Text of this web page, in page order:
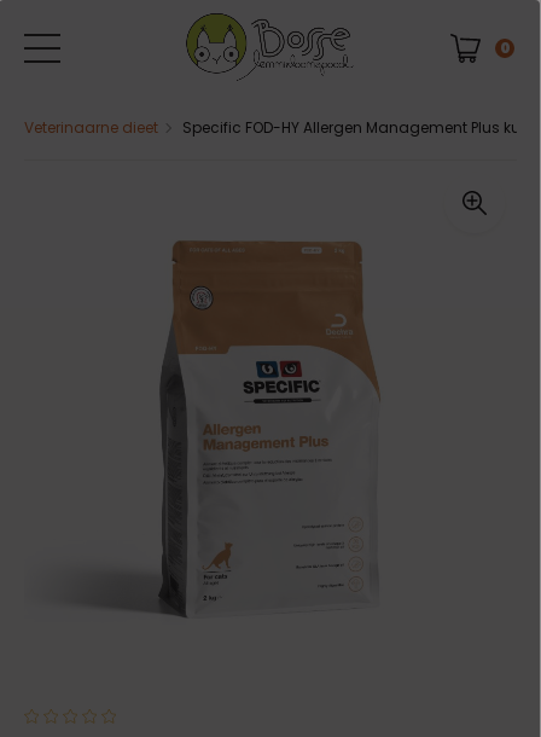
0
Veterinaarne dieet Specific FOD-HY Allergen Management Plus